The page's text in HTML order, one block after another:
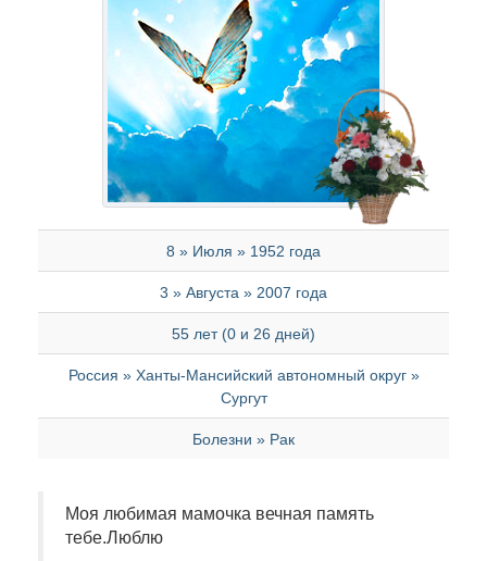
8 » Июля » 1952 года
3 » Августа » 2007 года
55 лет (0 и 26 дней)
Россия » Ханты-Мансийский автономный округ »
Сургут
Болезни » Рак
Моя любимая мамочка вечная память
тебе.Люблю